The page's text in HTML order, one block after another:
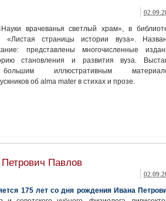
врачеванья светлый храм», в
«Листая страницы истории вуза».
представлены многочисленные
становления и развития вуза.
большим иллюстративным
об alma mater в стихах и прозе.
Павлов
175 лет со дня рождения Ивана